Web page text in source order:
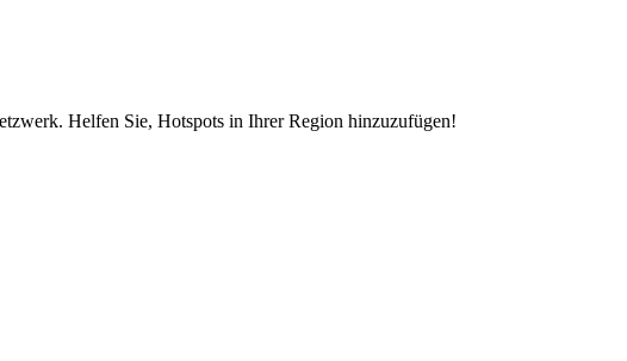
Helfen Sie, Hotspots in Ihrer Region hinzuzufügen!